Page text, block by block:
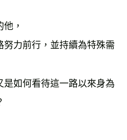
，
努力前行，並持續為特殊需
如何看待這一路以來身為